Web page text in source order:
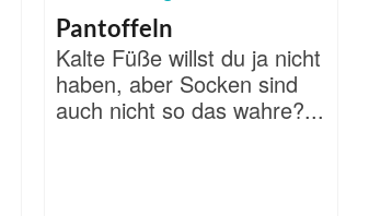
Pantoffeln
Kalte Füße willst du ja nicht
haben, aber Socken sind
auch nicht so das wahre?...